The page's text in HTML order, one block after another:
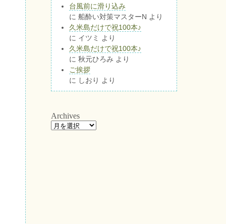
台風前に滑り込み
に 船酔い対策マスターN より
久米島だけで祝100本♪
に イツミ
より
久米島だけで祝100本♪
に 秋元ひろみ より
ご挨拶
に しおり より
Archives